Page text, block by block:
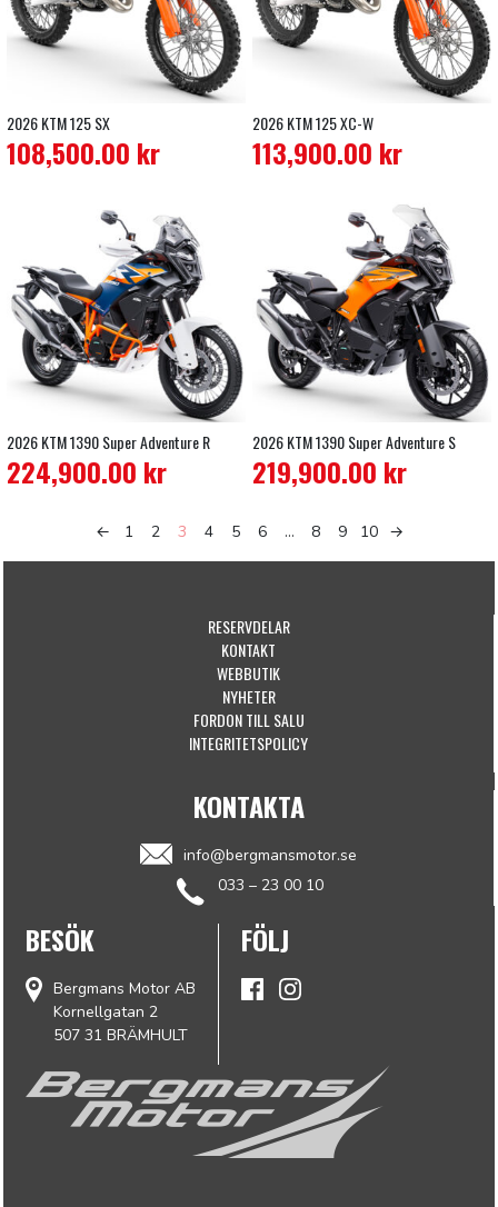
2026 KTM 125 SX
108,500.00 kr
2026 KTM 125 XC-W
113,900.00 kr
2026 KTM 1390 Super Adventure R
224,900.00 kr
2026 KTM 1390 Super Adventure S
219,900.00 kr
← 1 2 3 4 5 6 … 8 9 10 →
RESERVDELAR
KONTAKT
WEBBUTIK
NYHETER
FORDON TILL SALU
INTEGRITETSPOLICY
KONTAKTA
info@bergmansmotor.se
033 – 23 00 10
BESÖK
Bergmans Motor AB
Kornellgatan 2
507 31 BRÄMHULT
FÖLJ